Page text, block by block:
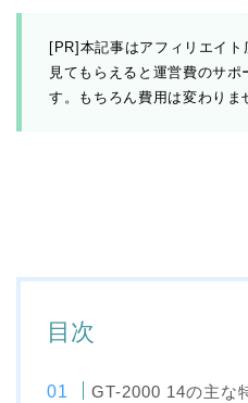
[PR]本記事はアフィリエイ
見てもらえると運営費のサポ
す。もちろん費用は変わりま
目次
GT-2000 14の主な